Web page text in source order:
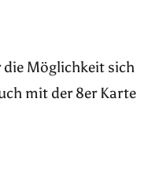
die Möglichkeit sich
mit der 8er Karte